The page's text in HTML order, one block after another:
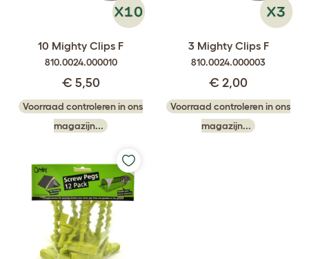
10 Mighty Clips F
810.0024.000010
€ 5,50
Voorraad controleren in ons
magazijn...
3 Mighty Clips F
810.0024.000003
€ 2,00
Voorraad controleren in ons
magazijn...